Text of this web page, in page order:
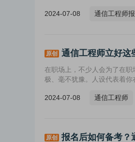
2024-07-08 通信工程师
原创 通信工程师立好这
在职场上，不少人会为了在
极、毫不犹豫。人设代表着
2024-07-08
通信工程师
原创 报名后如何备考？